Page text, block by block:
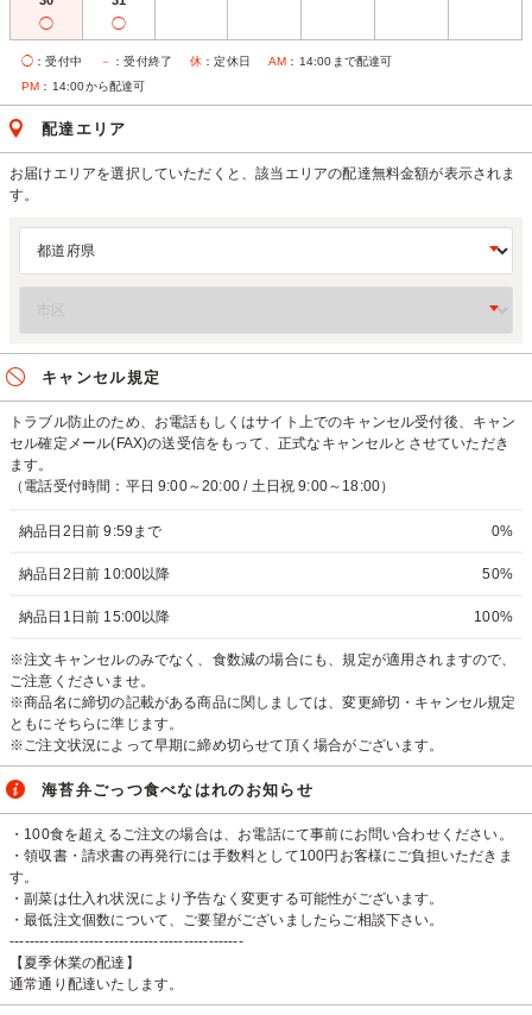
◯ ◯
◯ ：受付中 － ：受付終了 休 ：定休日 AM ：14:00まで配達可
PM ：14:00から配達可
配達エリア
お届けエリアを選択していただくと、該当エリアの配達無料金額が表示されま
す。
キャンセル規定
トラブル防止のため、お電話もしくはサイト上でのキャンセル受付後、キャン
セル確定メール(FAX)の送受信をもって、正式なキャンセルとさせていただき
ます。
（電話受付時間：平日 9:00～20:00 / 土日祝 9:00～18:00）
納品日2日前 9:59まで 0%
納品日2日前 10:00以降 50%
納品日1日前 15:00以降 100%
※注文キャンセルのみでなく、食数減の場合にも、規定が適用されますので、
ご注意くださいませ。
※商品名に締切の記載がある商品に関しましては、変更締切・キャンセル規定
ともにそちらに準じます。
※ご注文状況によって早期に締め切らせて頂く場合がございます。
海苔弁ごっつ食べなはれのお知らせ
・100食を超えるご注文の場合は、お電話にて事前にお問い合わせください。
・領収書・請求書の再発行には手数料として100円お客様にご負担いただきま
す。
・副菜は仕入れ状況により予告なく変更する可能性がございます。
・最低注文個数について、ご要望がございましたらご相談下さい。
-----------------------------------------------
【夏季休業の配達】
通常通り配達いたします。